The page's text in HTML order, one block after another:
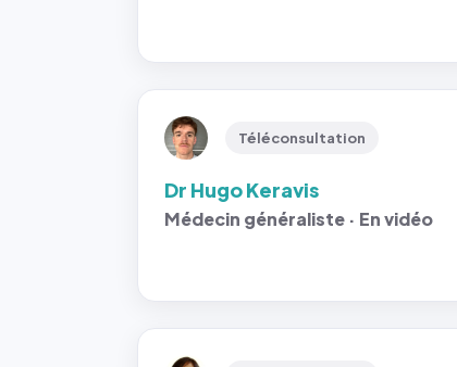
Téléconsultation
Dr Hugo Keravis
Médecin généraliste · En vidéo